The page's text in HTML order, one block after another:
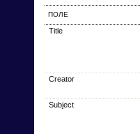
ПОЛЕ
Title
Creator
Subject